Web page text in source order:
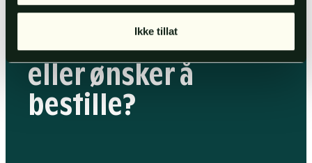
Ikke tillat
Har duspørsmål
eller ønsker å
bestille?